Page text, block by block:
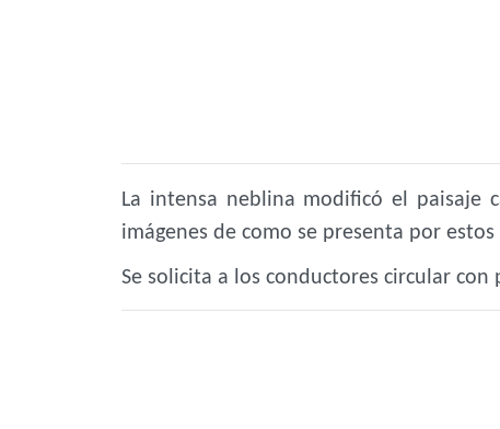
La intensa neblina modificó el paisaje
imágenes de como se presenta por
Se solicita a los conductores circular